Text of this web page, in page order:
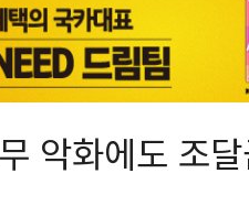
악화에도 조